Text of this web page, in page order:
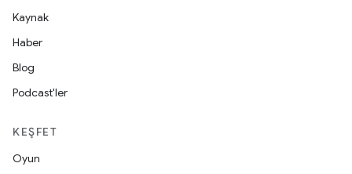
Kaynak
Haber
Blog
Podcast'ler
KEŞFET
Oyun